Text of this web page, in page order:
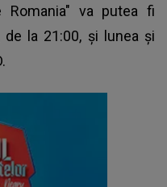
Romania" va putea fi
la 21:00, și lunea și